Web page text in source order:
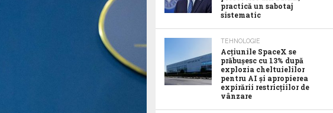
practică un sabotaj
sistematic
TEHNOLOGIE
Acţiunile SpaceX se
prăbuşesc cu 13% după
explozia cheltuielilor
pentru AI şi apropierea
expirării restricţiilor de
vânzare